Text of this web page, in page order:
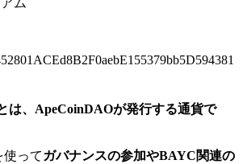
ム
は、ApeCoinDAOが発行する通貨で
って ガバナンスの参加やBAYC関連の